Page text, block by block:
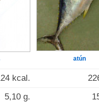
atún
kcal.
5,10 g.